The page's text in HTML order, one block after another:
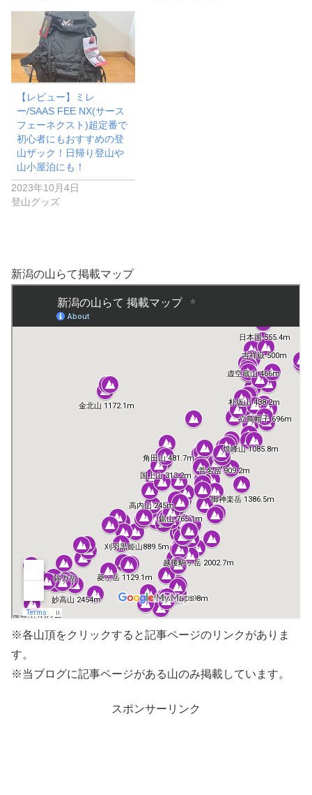
【レビュー】ミレ
ー/SAAS FEE NX(サース
フェーネクスト)超定番で
初心者にもおすすめの登
山ザック！日帰り登山や
山小屋泊にも！
2023年10月4日
登山グッズ
新潟の山らて掲載マップ
※各山頂をクリックすると記事ページのリンクがありま
す。
※当ブログに記事ページがある山のみ掲載しています。
スポンサーリンク